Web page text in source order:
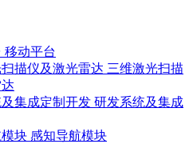
移动平台
三维激光扫描
研发系统及集成
感知导航模块